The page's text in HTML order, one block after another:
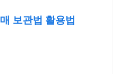
보관법 활용법